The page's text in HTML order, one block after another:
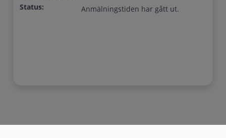
Status: Anmälningstiden har gått ut.